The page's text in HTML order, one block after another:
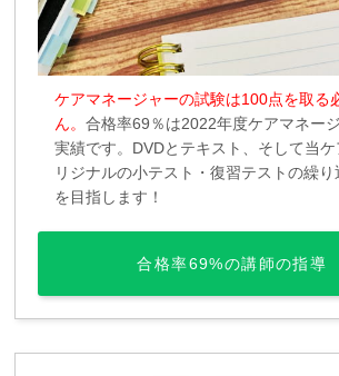
ケアマネージャーの試験は100点を取る
ん。合格率69％は2022年度ケアマネー
実績です。DVDとテキスト、そして当
リジナルの小テスト・復習テストの繰
を目指します！
合格率69%の講師の指導